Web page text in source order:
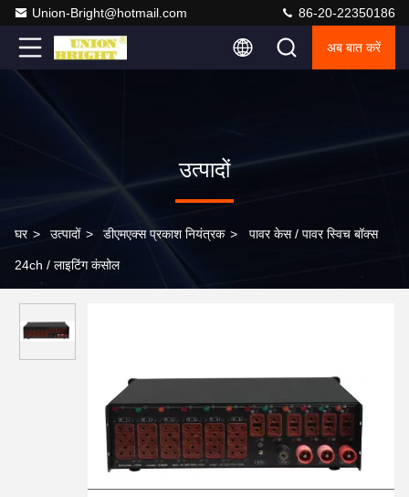
Union-Bright@hotmail.com 86-20-22350186
अब बात करें
उत्पादों
घर > उत्पादों > डीएमएक्स प्रकाश नियंत्रक > पावर केस / पावर स्विच बॉक्स
24ch / लाइटिंग कंसोल